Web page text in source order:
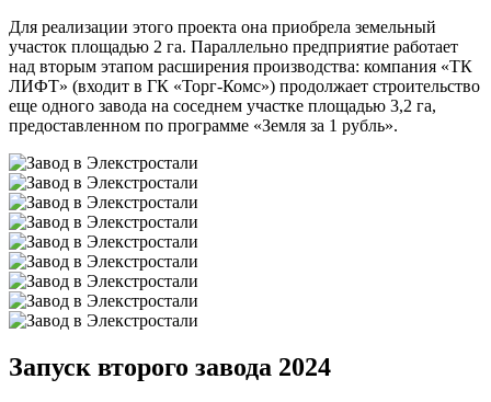
Для реализации этого проекта она приобрела земельный
участок площадью 2 га. Параллельно предприятие работает
над вторым этапом расширения производства: компания «ТК
ЛИФТ» (входит в ГК «Торг-Комс») продолжает строительство
еще одного завода на соседнем участке площадью 3,2 га,
предоставленном по программе «Земля за 1 рубль».
Запуск второго завода 2024